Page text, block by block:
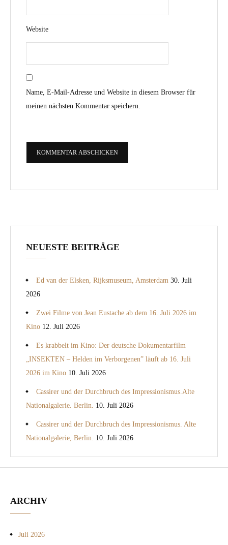
Website
Name, E-Mail-Adresse und Website in diesem Browser für
meinen nächsten Kommentar speichern.
NEUESTE BEITRÄGE
Ed van der Elsken, Rijksmuseum, Amsterdam 30. Juli
2026
Zwei Filme von Jean Eustache ab dem 16. Juli 2026 im
Kino 12. Juli 2026
Es krabbelt im Kino: Der deutsche Dokumentarfilm
„INSEKTEN – Helden im Verborgenen” läuft ab 16. Juli
2026 im Kino 10. Juli 2026
Cassirer und der Durchbruch des Impressionismus.Alte
Nationalgalerie. Berlin. 10. Juli 2026
Cassirer und der Durchbruch des Impressionismus. Alte
Nationalgalerie, Berlin. 10. Juli 2026
ARCHIV
Juli 2026